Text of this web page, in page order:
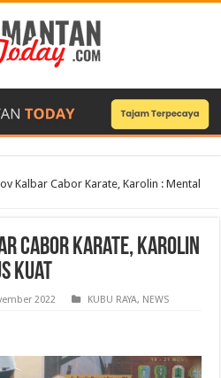
Kalbar Cabor Karate, Karolin : Mental
Cabor Karate, Karolin
Kuat
2022 KUBU RAYA, NEWS